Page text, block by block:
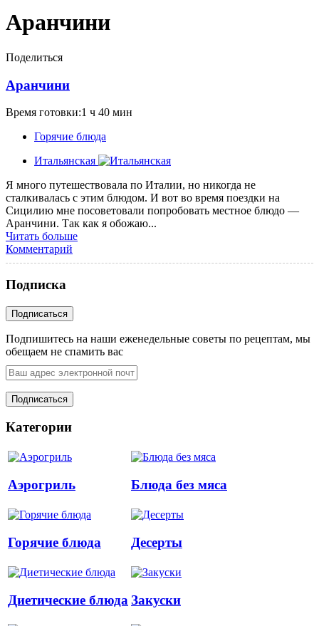
Аранчини
Поделиться
Аранчини
Время готовки:1 ч 40 мин
Горячие блюда
Итальянская
Я много путешествовала по Италии, но никогда не
сталкивалась с этим блюдом. И вот во время поездки на
Сицилию мне посоветовали попробовать местное блюдо —
Аранчини. Так как я обожаю...
Читать больше
Комментарий
Подписка
Подпишитесь на наши еженедельные советы по рецептам, мы
обещаем не спамить вас
Категории
Аэрогриль Блюда без мяса
Горячие блюда Десерты
Диетические блюда Закуски